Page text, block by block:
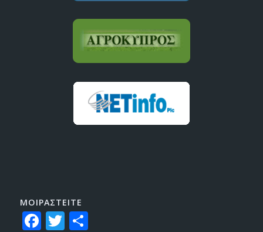
ΜΟΙΡΑΣTEITE
Facebook
Twitter
Share